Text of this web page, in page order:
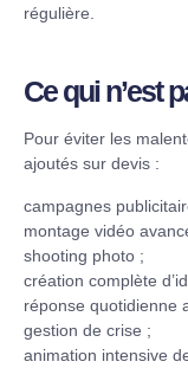
régulière.
Ce qui n’est
Pour éviter les
ajoutés sur devis :
campagnes
montage vidéo
shooting photo ;
création complète
réponse quotidienne
gestion de crise ;
animation intensive